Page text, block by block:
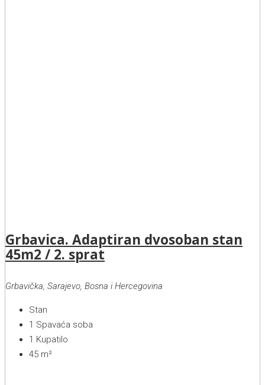
Grbavica. Adaptiran dvosoban stan
45m2 / 2. sprat
Grbavička, Sarajevo, Bosna i Hercegovina
Stan
1 Spavaća soba
1 Kupatilo
45 m²